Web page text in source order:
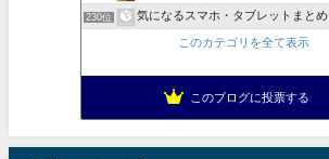
230位 気になるスマホ・タブレットまとめ
このカテゴリを全て表示
このブログに投票する